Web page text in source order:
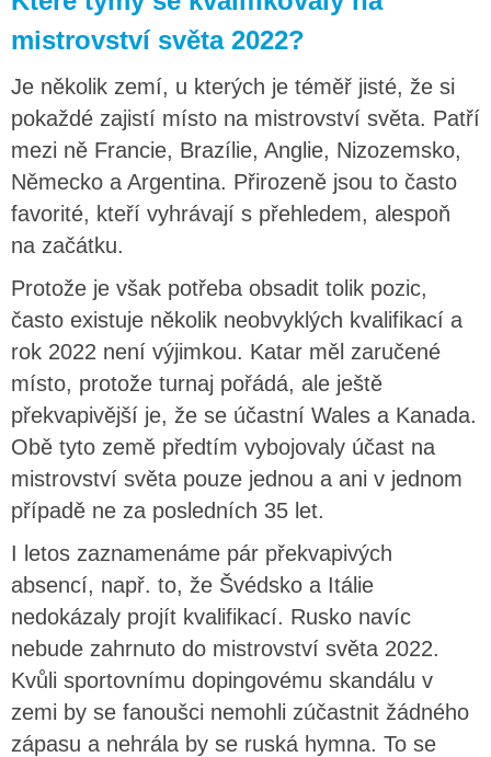
mistrovství světa 2022?
Je několik zemí, u kterých je téměř jisté, že si
pokaždé zajistí místo na mistrovství světa. Patří
mezi ně Francie, Brazílie, Anglie, Nizozemsko,
Německo a Argentina. Přirozeně jsou to často
favorité, kteří vyhrávají s přehledem, alespoň
na začátku.
Protože je však potřeba obsadit tolik pozic,
často existuje několik neobvyklých kvalifikací a
rok 2022 není výjimkou. Katar měl zaručené
místo, protože turnaj pořádá, ale ještě
překvapivější je, že se účastní Wales a Kanada.
Obě tyto země předtím vybojovaly účast na
mistrovství světa pouze jednou a ani v jednom
případě ne za posledních 35 let.
I letos zaznamenáme pár překvapivých
absencí, např. to, že Švédsko a Itálie
nedokázaly projít kvalifikací. Rusko navíc
nebude zahrnuto do mistrovství světa 2022.
Kvůli sportovnímu dopingovému skandálu v
zemi by se fanoušci nemohli zúčastnit žádného
zápasu a nehrála by se ruská hymna. To se